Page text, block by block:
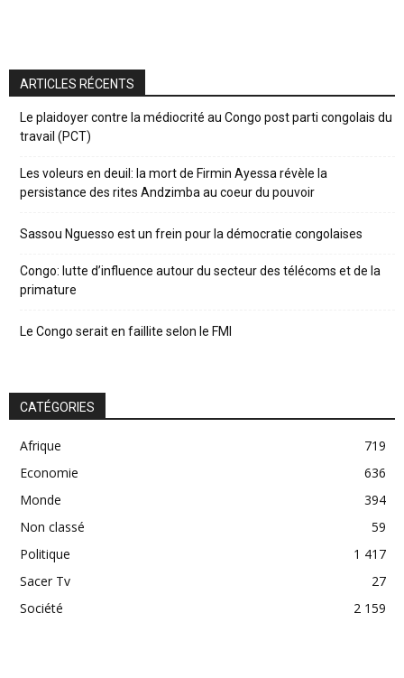
ARTICLES RÉCENTS
Le plaidoyer contre la médiocrité au Congo post parti congolais du
travail (PCT)
Les voleurs en deuil: la mort de Firmin Ayessa révèle la
persistance des rites Andzimba au coeur du pouvoir
Sassou Nguesso est un frein pour la démocratie congolaises
Congo: lutte d’influence autour du secteur des télécoms et de la
primature
Le Congo serait en faillite selon le FMI
CATÉGORIES
Afrique
719
Economie
636
Monde
394
Non classé
59
Politique
1 417
Sacer Tv
27
Société
2 159